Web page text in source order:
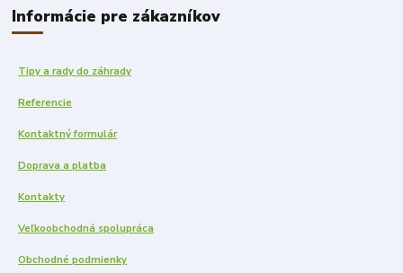
Informácie pre zákazníkov
Tipy a rady do záhrady
Referencie
Kontaktný formulár
Doprava a platba
Kontakty
Veľkoobchodná spolupráca
Obchodné podmienky